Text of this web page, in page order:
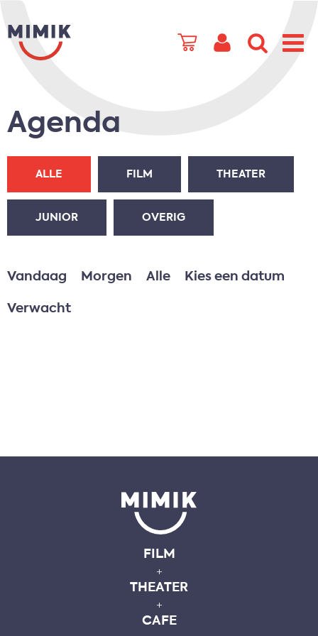
Agenda
ALLE FILM THEATER
JUNIOR OVERIG
Vandaag Morgen Alle Kies een datum
Verwacht
FILM
+
THEATER
+
CAFE